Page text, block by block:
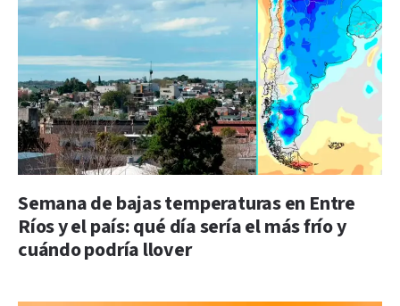
Semana de bajas temperaturas en Entre
Ríos y el país: qué día sería el más frío y
cuándo podría llover